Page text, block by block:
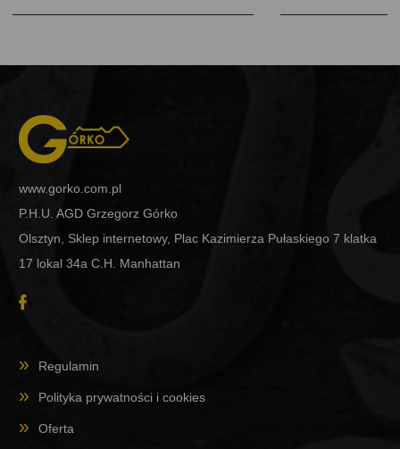
www.gorko.com.pl
P.H.U. AGD Grzegorz Górko
Olsztyn, Sklep internetowy, Plac Kazimierza Pułaskiego 7 klatka
17 lokal 34a C.H. Manhattan
Regulamin
Polityka prywatności i cookies
Oferta